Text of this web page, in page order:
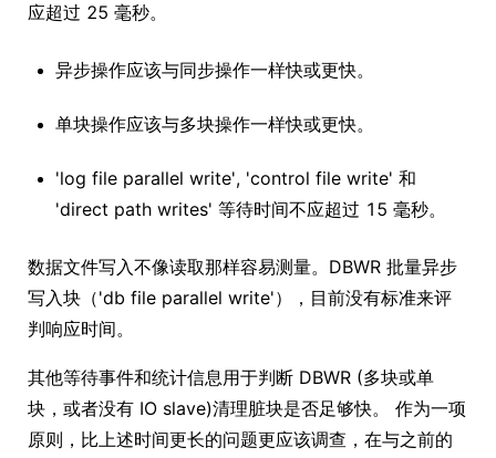
应超过 25 毫秒。
异步操作应该与同步操作一样快或更快。
单块操作应该与多块操作一样快或更快。
'log file parallel write', 'control file write' 和
'direct path writes' 等待时间不应超过 15 毫秒。
数据文件写入不像读取那样容易测量。DBWR 批量异步
写入块（'db file parallel write'），目前没有标准来评
判响应时间。
其他等待事件和统计信息用于判断 DBWR (多块或单
块，或者没有 IO slave)清理脏块是否足够快。 作为一项
原则，比上述时间更长的问题更应该调查，在与之前的